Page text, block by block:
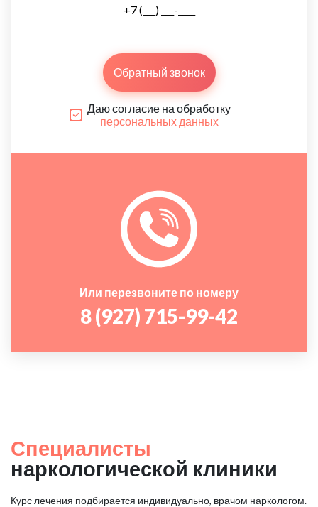
Обратный звонок
Даю согласие на обработку
персональных данных
Или перезвоните по номеру
8 (927) 715-99-42
Специалисты
наркологической клиники
Курс лечения подбирается индивидуально, врачом наркологом.